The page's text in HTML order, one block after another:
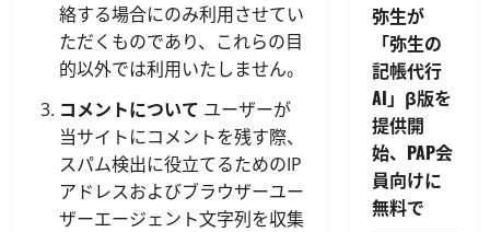
絡する場合にのみ利用させてい
ただくものであり、これらの目
的以外では利用いたしません。
コメントについて ユーザーが
当サイトにコメントを残す際、
スパム検出に役立てるためのIP
アドレスおよびブラウザーユー
ザーエージェント文字列を収集
弥生が
「弥生の
記帳代行
AI」β版を
提供開
始、PAP会
員向けに
無料で